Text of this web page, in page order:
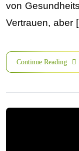
von
Vertrauen, aber
Continue Reading